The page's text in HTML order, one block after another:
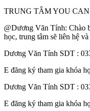
TRUNG TÂM YOU
@Dương Văn Tính: Chào
học, trung tâm sẽ liên hệ
Dương Văn Tính SDT :
E đăng ký tham gia khóa
Dương Văn Tính SDT :
E đăng ký tham gia khóa